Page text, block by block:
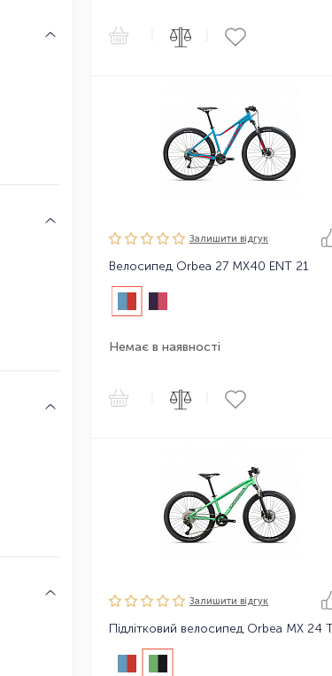
Залишити вiдгук
Велосипед Orbea 27 MX40 ENT 21
Немає в наявності
Залишити вiдгук